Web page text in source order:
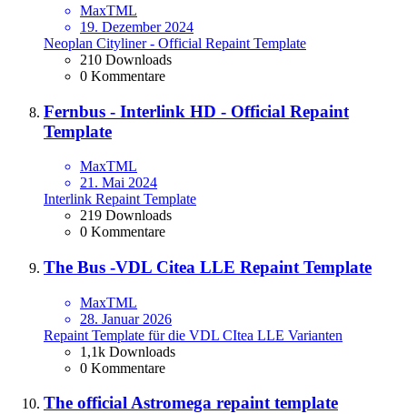
MaxTML
19. Dezember 2024
Neoplan Cityliner - Official Repaint Template
210 Downloads
0 Kommentare
Fernbus - Interlink HD - Official Repaint
Template
MaxTML
21. Mai 2024
Interlink Repaint Template
219 Downloads
0 Kommentare
The Bus -VDL Citea LLE Repaint Template
MaxTML
28. Januar 2026
Repaint Template für die VDL CItea LLE Varianten
1,1k Downloads
0 Kommentare
The official Astromega repaint template